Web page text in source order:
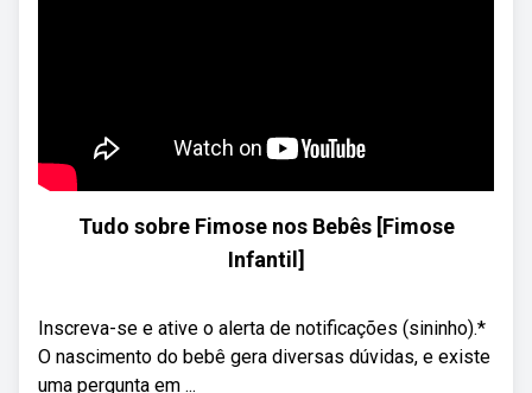
Tudo sobre Fimose nos Bebês [Fimose
Infantil]
Inscreva-se e ative o alerta de notificações (sininho).*
O nascimento do bebê gera diversas dúvidas, e existe
uma pergunta em ...